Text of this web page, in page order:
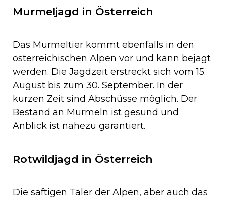
Murmeljagd in Österreich
Das Murmeltier kommt ebenfalls in den
österreichischen Alpen vor und kann bejagt
werden. Die Jagdzeit erstreckt sich vom 15.
August bis zum 30. September. In der
kurzen Zeit sind Abschüsse möglich. Der
Bestand an Murmeln ist gesund und
Anblick ist nahezu garantiert.
Rotwildjagd in Österreich
Die saftigen Täler der Alpen, aber auch das